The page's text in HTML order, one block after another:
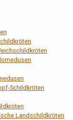
Schildkröten
Landschildkröten